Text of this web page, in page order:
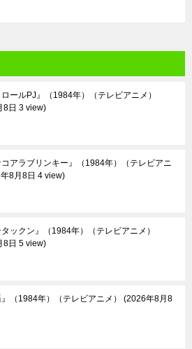
ロールPJ』（1984年）（テレビアニメ）
8日 3 view
コアラブリンキー』（1984年）（テレビアニ
8月8日 4 view
タックン』（1984年）（テレビアニメ）
8日 5 view
』（1984年）（テレビアニメ）
2026年8月8